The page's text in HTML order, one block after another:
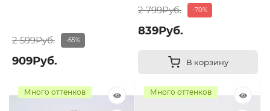
2 599Руб. -65%
909Руб.
2 799Руб. -70%
839Руб.
В корзину
Много оттенков Много оттенков